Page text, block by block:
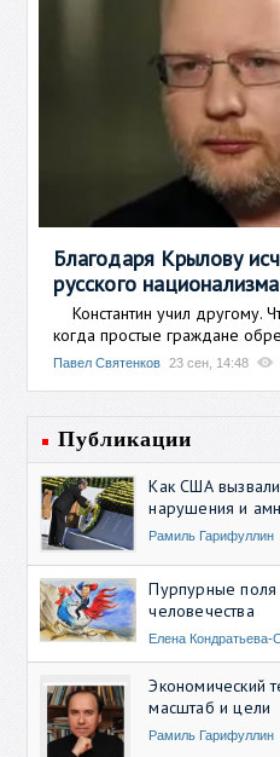
Благодаря Крылову
русского национализма
Константин учил другому.
когда простые граждане
Павел Святенков 23 сен, 14:48
Публикации
Как США
нарушения и
Рамиль Гарифуллин
Пурпурные
человечества
Елена Кондратьева-
Экономический
масштаб и цели
Рамиль Гарифуллин